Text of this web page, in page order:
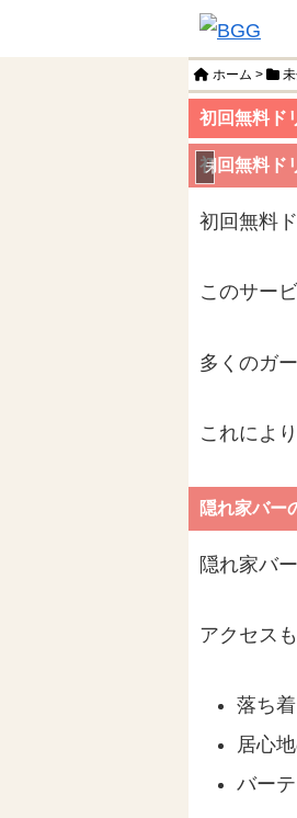
ホーム >
初回無料ド
未分類
初回無料ド
初回無料
このサー
多くのガ
これによ
隠れ家バー
隠れ家バ
アクセス
落ち
居心
バー